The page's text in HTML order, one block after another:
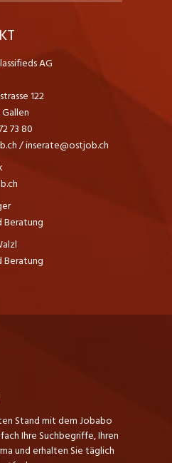
AG
122
73 80
/inserate@ostjob.ch
Beratung
Beratung
Stand mit dem Jobabo
Ihre Suchbegriffe, Ihren
und erhalten Sie täglich